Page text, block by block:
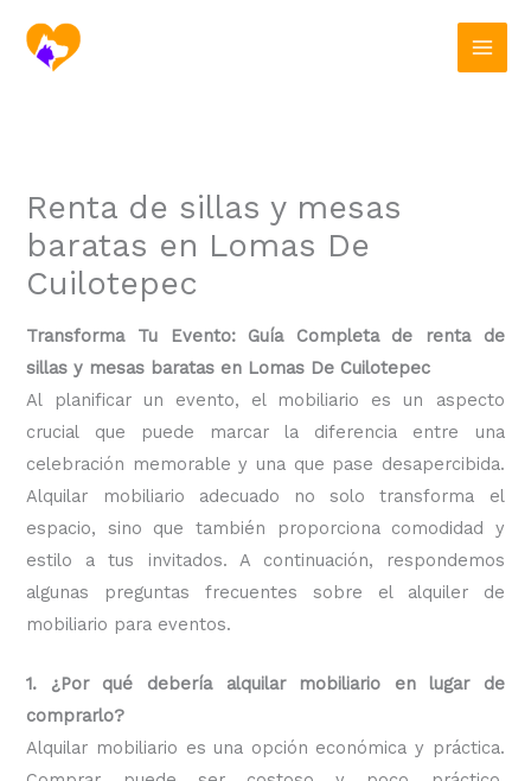
contenido
Renta de sillas y mesas
baratas en Lomas De
Cuilotepec
Transforma Tu Evento: Guía Completa de renta de
sillas y mesas baratas en Lomas De Cuilotepec
Al planificar un evento, el mobiliario es un aspecto
crucial que puede marcar la diferencia entre una
celebración memorable y una que pase desapercibida.
Alquilar mobiliario adecuado no solo transforma el
espacio, sino que también proporciona comodidad y
estilo a tus invitados. A continuación, respondemos
algunas preguntas frecuentes sobre el alquiler de
mobiliario para eventos.
1. ¿Por qué debería alquilar mobiliario en lugar de
comprarlo?
Alquilar mobiliario es una opción económica y práctica.